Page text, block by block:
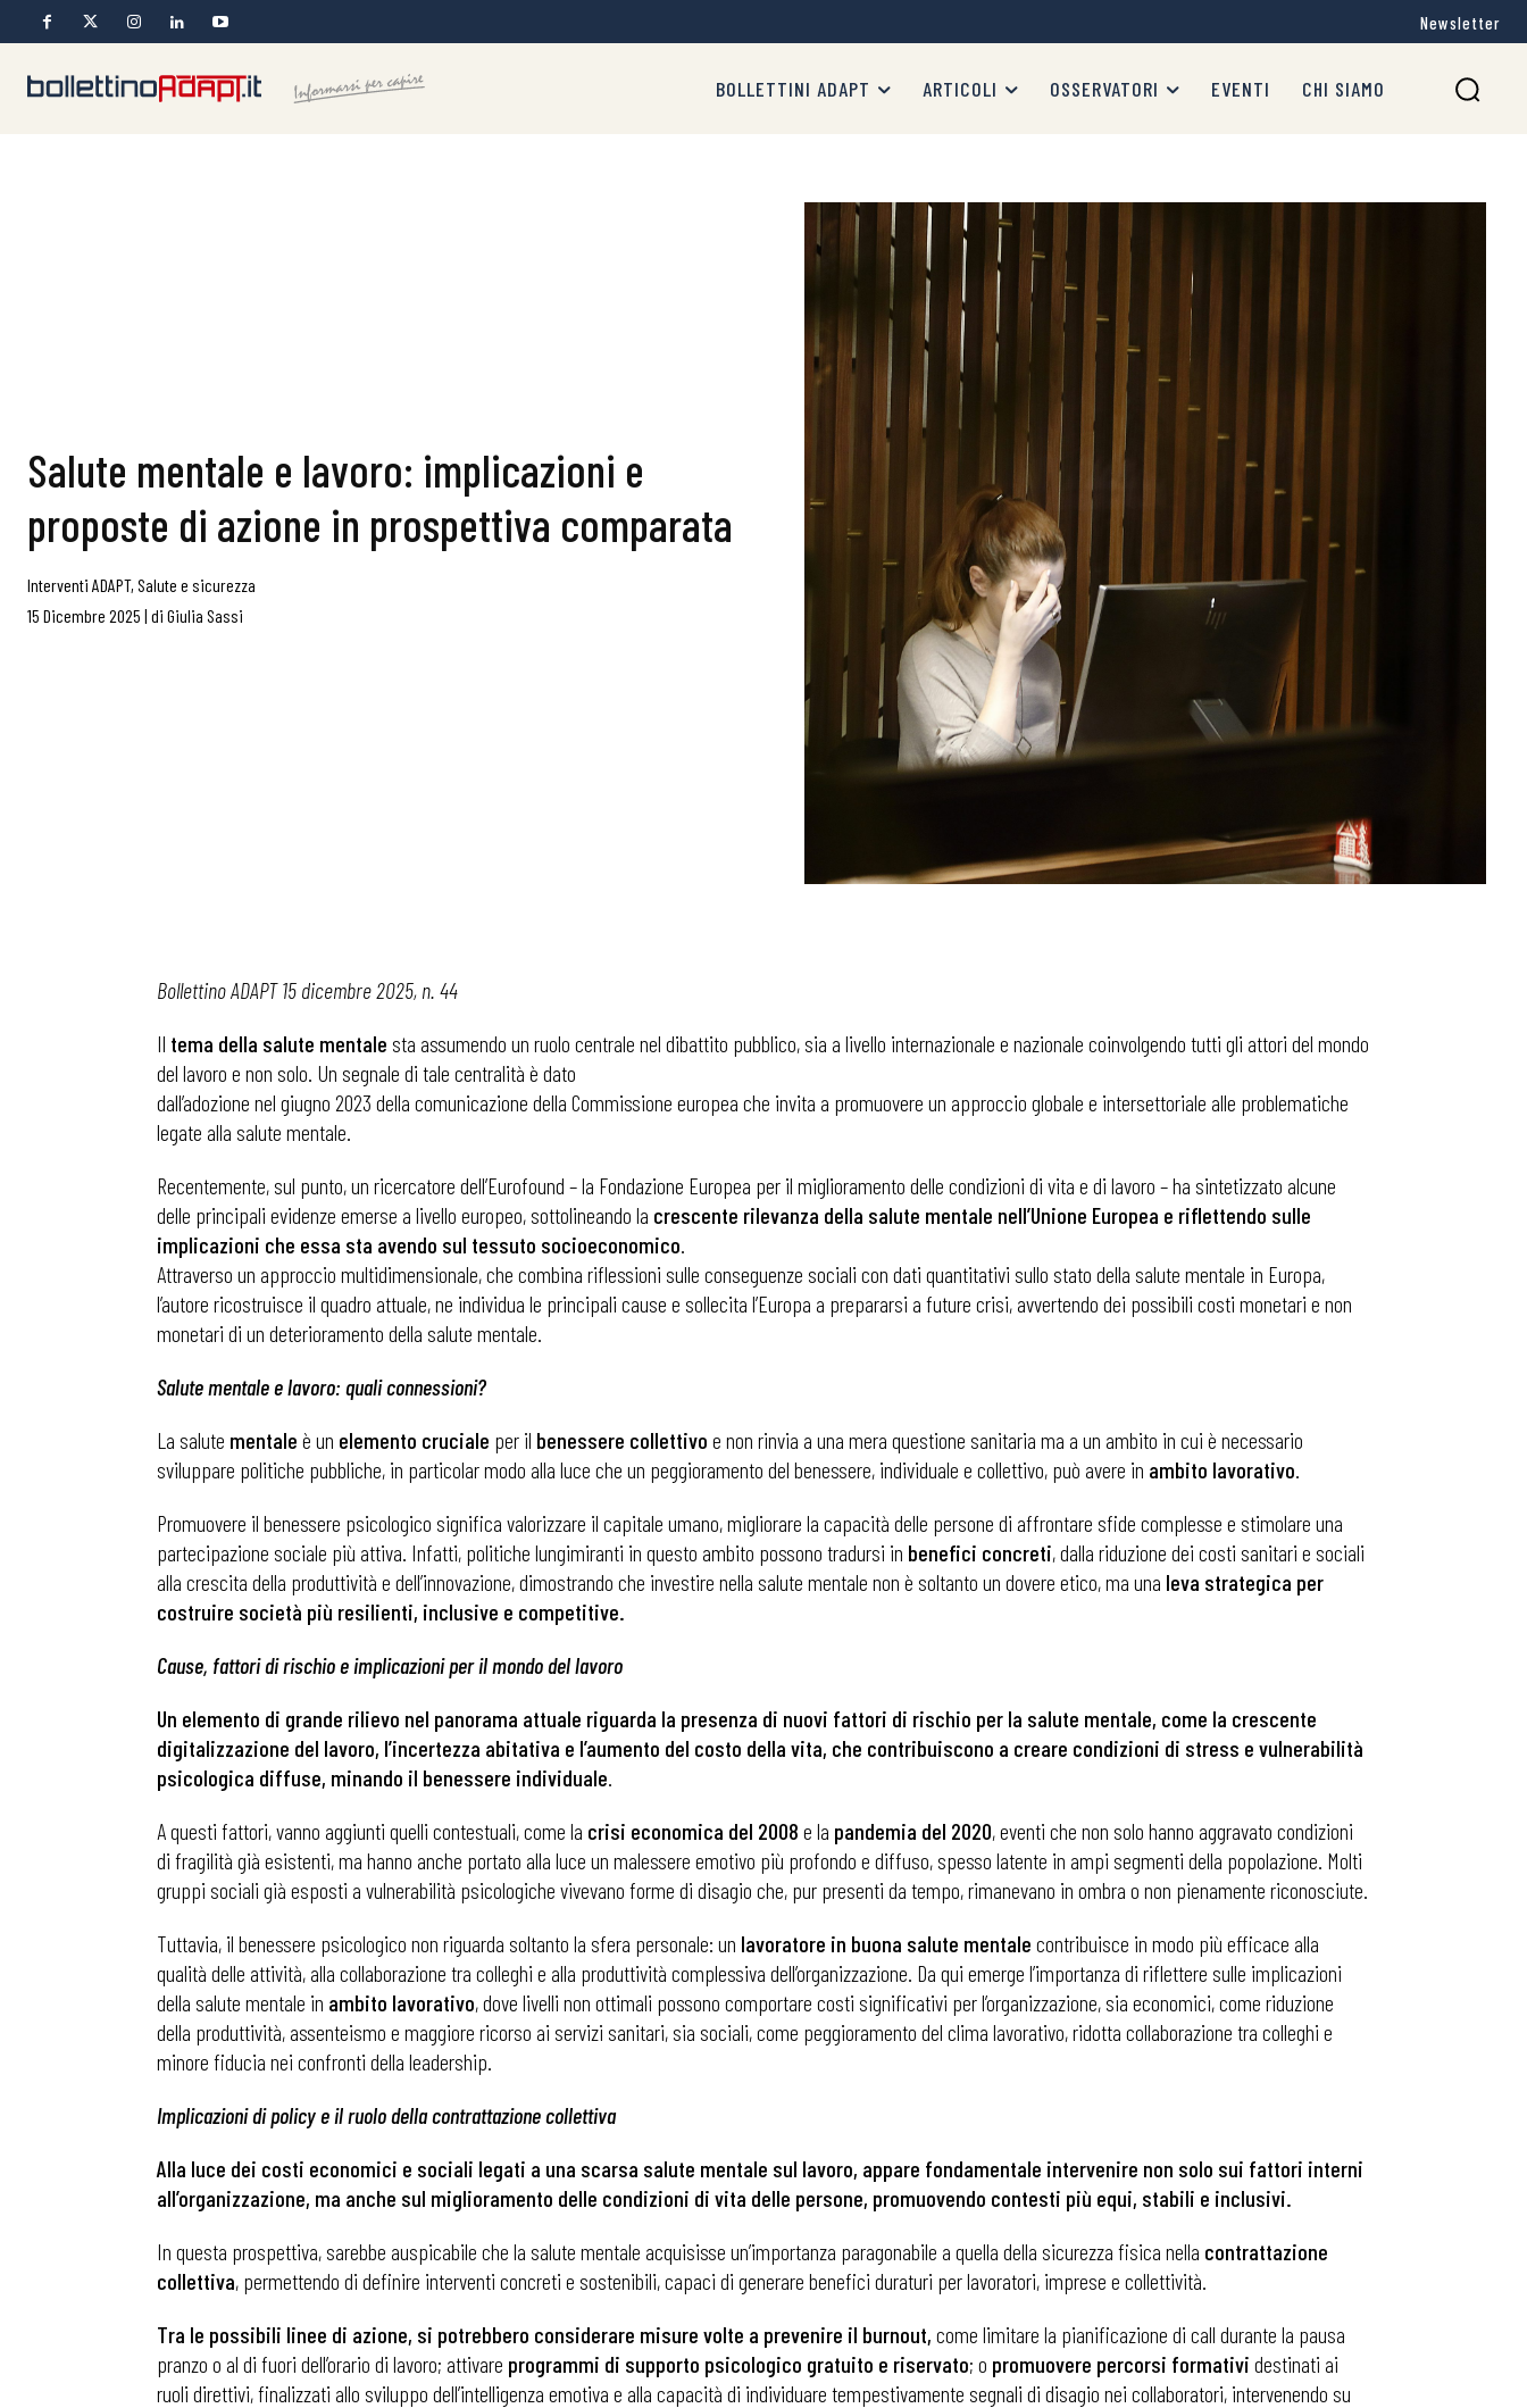
Newsletter
BOLLETTINI ADAPT ARTICOLI OSSERVATORI EVENTI CHI SIAMO
Salute mentale e lavoro: implicazioni e
proposte di azione in prospettiva comparata
Interventi ADAPT, Salute e sicurezza
15 Dicembre 2025 | di Giulia Sassi
Bollettino ADAPT 15 dicembre 2025, n. 44
Il tema della salute mentale sta assumendo un ruolo centrale nel dibattito pubblico, sia a livello internazionale e nazionale coinvolgendo tutti gli attori del mondo
del lavoro e non solo. Un segnale di tale centralità è dato
dall’adozione nel giugno 2023 della comunicazione della Commissione europea che invita a promuovere un approccio globale e intersettoriale alle problematiche
legate alla salute mentale.
Recentemente, sul punto, un ricercatore dell’Eurofound – la Fondazione Europea per il miglioramento delle condizioni di vita e di lavoro – ha sintetizzato alcune
delle principali evidenze emerse a livello europeo, sottolineando la crescente rilevanza della salute mentale nell’Unione Europea e riflettendo sulle
implicazioni che essa sta avendo sul tessuto socioeconomico.
Attraverso un approccio multidimensionale, che combina riflessioni sulle conseguenze sociali con dati quantitativi sullo stato della salute mentale in Europa,
l’autore ricostruisce il quadro attuale, ne individua le principali cause e sollecita l’Europa a prepararsi a future crisi, avvertendo dei possibili costi monetari e non
monetari di un deterioramento della salute mentale.
Salute mentale e lavoro: quali connessioni?
La salute mentale è un elemento cruciale per il benessere collettivo e non rinvia a una mera questione sanitaria ma a un ambito in cui è necessario
sviluppare politiche pubbliche, in particolar modo alla luce che un peggioramento del benessere, individuale e collettivo, può avere in ambito lavorativo.
Promuovere il benessere psicologico significa valorizzare il capitale umano, migliorare la capacità delle persone di affrontare sfide complesse e stimolare una
partecipazione sociale più attiva. Infatti, politiche lungimiranti in questo ambito possono tradursi in benefici concreti, dalla riduzione dei costi sanitari e sociali
alla crescita della produttività e dell’innovazione, dimostrando che investire nella salute mentale non è soltanto un dovere etico, ma una leva strategica per
costruire società più resilienti, inclusive e competitive.
Cause, fattori di rischio e implicazioni per il mondo del lavoro
Un elemento di grande rilievo nel panorama attuale riguarda la presenza di nuovi fattori di rischio per la salute mentale, come la crescente
digitalizzazione del lavoro, l’incertezza abitativa e l’aumento del costo della vita, che contribuiscono a creare condizioni di stress e vulnerabilità
psicologica diffuse, minando il benessere individuale.
A questi fattori, vanno aggiunti quelli contestuali, come la crisi economica del 2008 e la pandemia del 2020, eventi che non solo hanno aggravato condizioni
di fragilità già esistenti, ma hanno anche portato alla luce un malessere emotivo più profondo e diffuso, spesso latente in ampi segmenti della popolazione. Molti
gruppi sociali già esposti a vulnerabilità psicologiche vivevano forme di disagio che, pur presenti da tempo, rimanevano in ombra o non pienamente riconosciute.
Tuttavia, il benessere psicologico non riguarda soltanto la sfera personale: un lavoratore in buona salute mentale contribuisce in modo più efficace alla
qualità delle attività, alla collaborazione tra colleghi e alla produttività complessiva dell’organizzazione. Da qui emerge l’importanza di riflettere sulle implicazioni
della salute mentale in ambito lavorativo, dove livelli non ottimali possono comportare costi significativi per l’organizzazione, sia economici, come riduzione
della produttività, assenteismo e maggiore ricorso ai servizi sanitari, sia sociali, come peggioramento del clima lavorativo, ridotta collaborazione tra colleghi e
minore fiducia nei confronti della leadership.
Implicazioni di policy e il ruolo della contrattazione collettiva
Alla luce dei costi economici e sociali legati a una scarsa salute mentale sul lavoro, appare fondamentale intervenire non solo sui fattori interni
all’organizzazione, ma anche sul miglioramento delle condizioni di vita delle persone, promuovendo contesti più equi, stabili e inclusivi.
In questa prospettiva, sarebbe auspicabile che la salute mentale acquisisse un’importanza paragonabile a quella della sicurezza fisica nella contrattazione
collettiva, permettendo di definire interventi concreti e sostenibili, capaci di generare benefici duraturi per lavoratori, imprese e collettività.
Tra le possibili linee di azione, si potrebbero considerare misure volte a prevenire il burnout, come limitare la pianificazione di call durante la pausa
pranzo o al di fuori dell’orario di lavoro; attivare programmi di supporto psicologico gratuito e riservato; o promuovere percorsi formativi destinati ai
ruoli direttivi, finalizzati allo sviluppo dell’intelligenza emotiva e alla capacità di individuare tempestivamente segnali di disagio nei collaboratori, intervenendo su